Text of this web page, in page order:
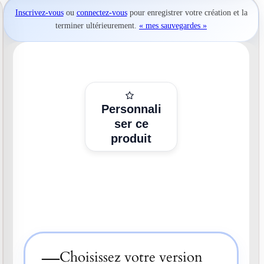
Inscrivez-vousou connectez-vouspour enregistrer votre création et la
terminer ultérieurement. « mes sauvegardes »
Personnali
ser ce
produit
—Choisissez votre version